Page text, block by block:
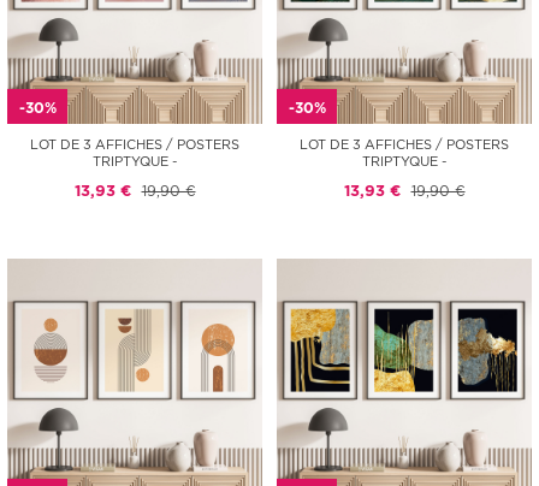
-30%
LOT DE 3 AFFICHES / POSTERS
TRIPTYQUE -
13,93 € 19,90 €
-30%
LOT DE 3 AFFICHES / POSTERS
TRIPTYQUE -
13,93 € 19,90 €